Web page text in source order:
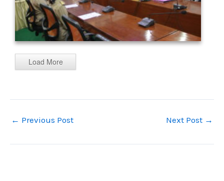
Load More
← Previous Post Next Post →